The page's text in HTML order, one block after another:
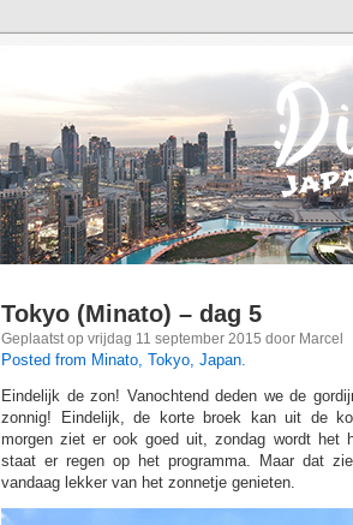
Tokyo (Minato) – dag 5
Geplaatst op vrijdag 11 september 2015 door Marcel
Posted from Minato, Tokyo, Japan.
Eindelijk de zon! Vanochtend deden we de
zonnig! Eindelijk, de korte broek kan uit de
morgen ziet er ook goed uit, zondag wordt het
staat er regen op het programma. Maar dat
vandaag lekker van het zonnetje genieten.